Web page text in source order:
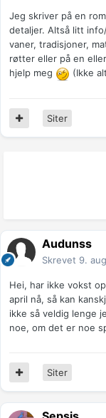
Jeg skriver på en
detaljer. Altså litt
vaner, tradisjoner,
røtter eller på en
hjelp meg
(Ikke
Siter
Audunss
Skrevet 9.
Hei, har ikke vokst
april nå, så kan
ikke så veldig lenge
noe, om det er noe
Siter